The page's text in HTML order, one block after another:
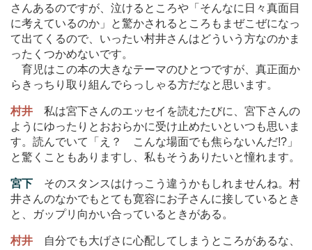
さんあるのですが、泣けるところや「そんなに日々真面目
に考えているのか」と驚かされるところもまぜこぜになっ
て出てくるので、いったい村井さんはどういう方なのかま
ったくつかめないです。
育児はこの本の大きなテーマのひとつですが、真正面か
らきっちり取り組んでらっしゃる方だなと思います。
村井
私は宮下さんのエッセイを読むたびに、宮下さんの
ようにゆったりとおおらかに受け止めたいといつも思いま
す。読んでいて「え？ こんな場面でも焦らないんだ!?」
と驚くこともありますし、私もそうありたいと憧れます。
宮下
そのスタンスはけっこう違うかもしれませんね。村
井さんのなかでもとても寛容にお子さんに接しているとき
と、ガップリ向かい合っているときがある。
村井
自分でも大げさに心配してしまうところがあるな、